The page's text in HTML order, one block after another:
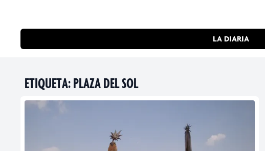
LA DIARIA
ETIQUETA:PLAZA DEL SOL